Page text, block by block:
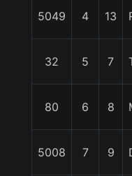
5049 4 13
32 5 7
80 6 8
5008 7 9